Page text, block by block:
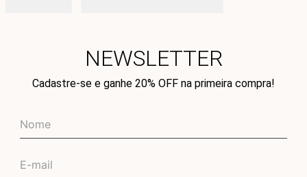
NEWSLETTER
Cadastre-se e ganhe 20% OFF na primeira compra!